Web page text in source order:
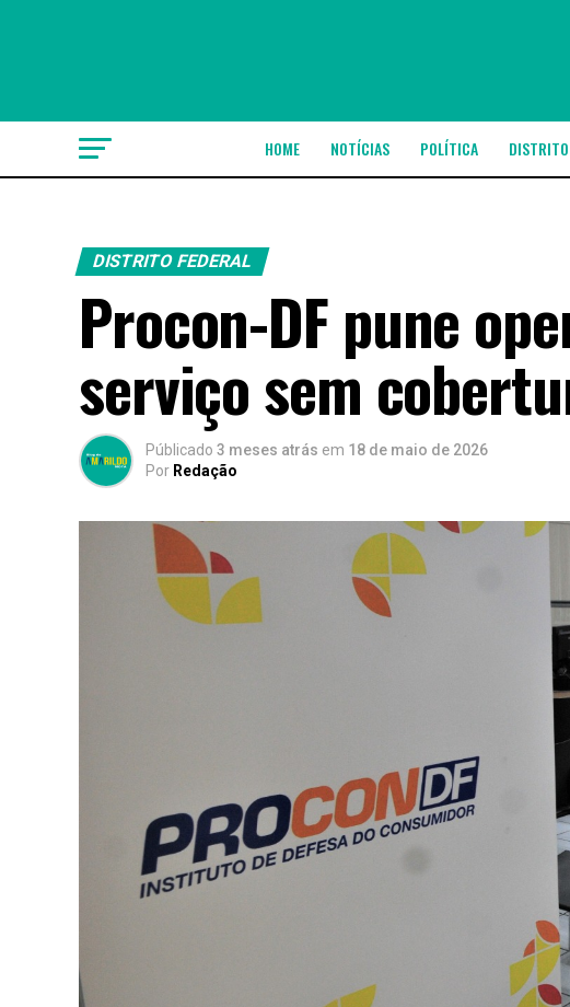
HOME NOTÍCIAS POLÍTICA
DISTRITO FEDERAL
Procon-DF pune
serviço sem
Públicado 3 meses atrás em 18 de maio de 2026
Por Redação